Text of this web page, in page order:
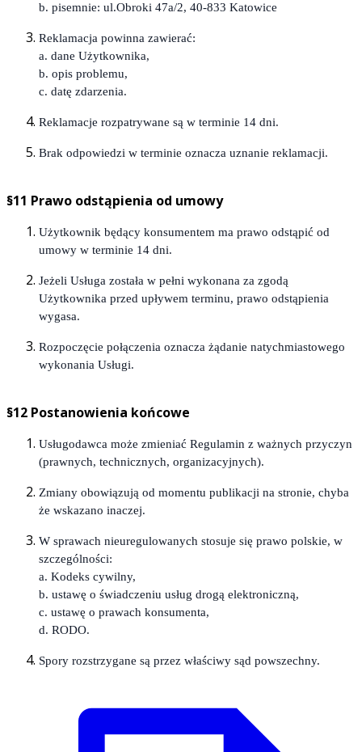
b. pisemnie: ul.Obroki 47a/2, 40-833 Katowice
Reklamacja powinna zawierać:
a. dane Użytkownika,
b. opis problemu,
c. datę zdarzenia.
Reklamacje rozpatrywane są w terminie 14 dni.
Brak odpowiedzi w terminie oznacza uznanie reklamacji.
§11 Prawo odstąpienia od umowy
Użytkownik będący konsumentem ma prawo odstąpić od
umowy w terminie 14 dni.
Jeżeli Usługa została w pełni wykonana za zgodą
Użytkownika przed upływem terminu, prawo odstąpienia
wygasa.
Rozpoczęcie połączenia oznacza żądanie natychmiastowego
wykonania Usługi.
§12 Postanowienia końcowe
Usługodawca może zmieniać Regulamin z ważnych przyczyn
(prawnych, technicznych, organizacyjnych).
Zmiany obowiązują od momentu publikacji na stronie, chyba
że wskazano inaczej.
W sprawach nieuregulowanych stosuje się prawo polskie, w
szczególności:
a. Kodeks cywilny,
b. ustawę o świadczeniu usług drogą elektroniczną,
c. ustawę o prawach konsumenta,
d. RODO.
Spory rozstrzygane są przez właściwy sąd powszechny.